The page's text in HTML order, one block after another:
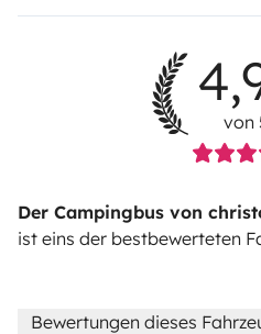
von
Der Campingbus von
ist eins der bestbewerteten
Bewertungen dieses